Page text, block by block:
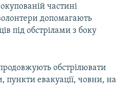
частині
допомагають
під обстрілами з боку
обстрілювати
пункти евакуації, човни, на